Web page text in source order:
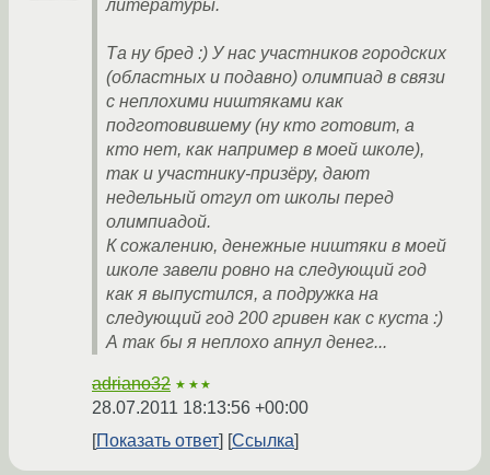
литературы.
Та ну бред :) У нас участников городских
(областных и подавно) олимпиад в связи
с неплохими ништяками как
подготовившему (ну кто готовит, а
кто нет, как например в моей школе),
так и участнику-призёру, дают
недельный отгул от школы перед
олимпиадой.
К сожалению, денежные ништяки в моей
школе завели ровно на следующий год
как я выпустился, а подружка на
следующий год 200 гривен как с куста :)
А так бы я неплохо апнул денег...
adriano32 ★★★
28.07.2011 18:13:56 +00:00
Показать ответ
Ссылка